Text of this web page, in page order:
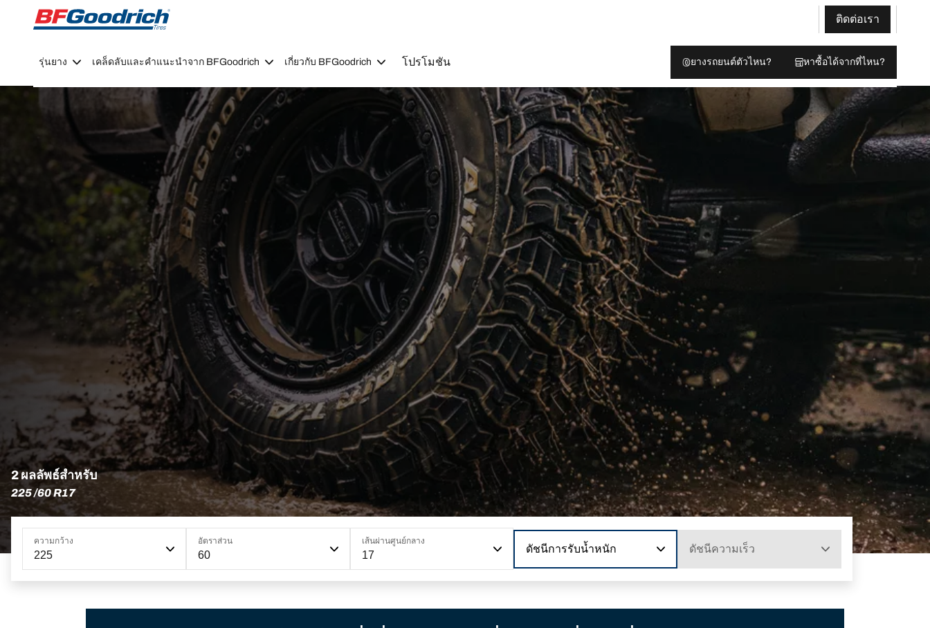
Go to page content
Go to page navigation
ติดต่อเรา
รุ่นยาง เคล็ดลับและคำแนะนำจาก BFGoodrich เกี่ยวกับ BFGoodrich โปรโมชัน ยางรถยนต์ตัวไหน? หาซื้อได้จากที่ไหน?
2 ผลลัพธ์สำหรับ
225 /60 R17
ความกว้าง
225
อัตราส่วน
60
เส้นผ่านศูนย์กลาง
17
ดัชนีการรับน้ำหนัก ดัชนีความเร็ว